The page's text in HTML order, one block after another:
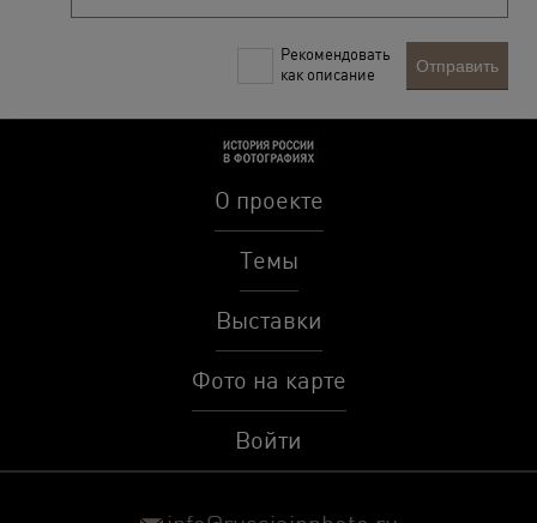
Рекомендовать
как описание
Отправить
О проекте
Темы
Выставки
Фото на карте
Войти